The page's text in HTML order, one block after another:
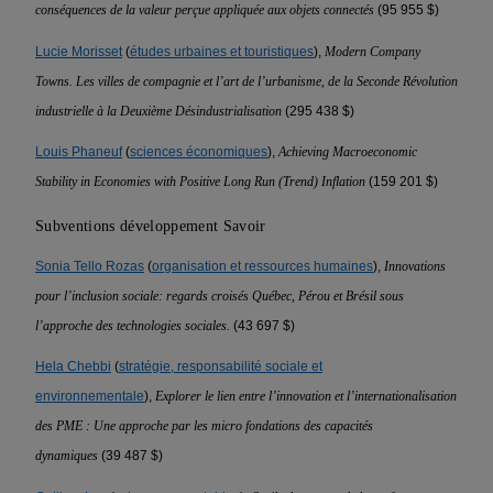
conséquences de la valeur perçue appliquée aux objets connectés (95 955 $)
Lucie Morisset (études urbaines et touristiques), Modern Company
Towns. Les villes de compagnie et l’art de l’urbanisme, de la Seconde Révolution
industrielle à la Deuxième Désindustrialisation (295 438 $)
Louis Phaneuf(sciences économiques),Achieving Macroeconomic
Stability in Economies with Positive Long Run (Trend) Inflation (159 201 $)
Subventions développement Savoir
Sonia Tello Rozas (organisation et ressources humaines), Innovations
pour l’inclusion sociale: regards croisés Québec, Pérou et Brésil sous
l’approche des technologies sociales. (43 697 $)
Hela Chebbi (stratégie, responsabilité sociale et
environnementale), Explorer le lien entre l’innovation et l’internationalisation
des PME : Une approche par les micro fondations des capacités
dynamiques (39 487 $)